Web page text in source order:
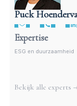
Puck
Advocaat hippisch
Expertise
ESG en duurzaamheid
Meer experts
Bekijk alle experts